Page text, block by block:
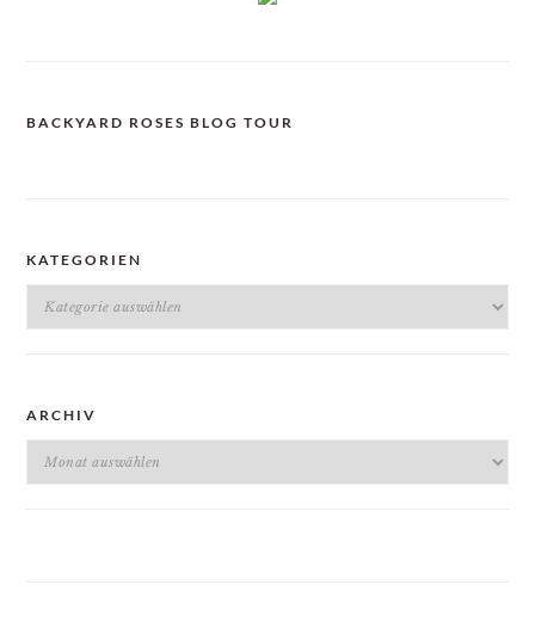
BACKYARD ROSES BLOG TOUR
KATEGORIEN
Kategorien
ARCHIV
Archiv